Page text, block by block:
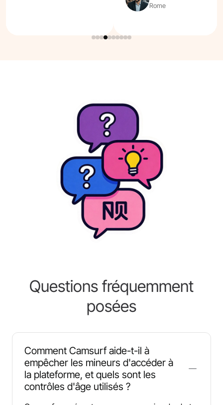
Rome
Questions fréquemment
posées
Comment Camsurf aide-t-il à
empêcher les mineurs d'accéder à
la plateforme, et quels sont les
contrôles d'âge utilisés ?